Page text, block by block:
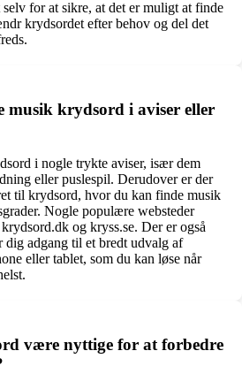
for at sikre, at det er muligt at finde
krydsordet efter behov og del det
musik krydsord i aviser eller
i nogle trykte aviser, især dem
eller puslespil. Derudover er der
til krydsord, hvor du kan finde musik
Nogle populære websteder
og kryss.se. Der er også
dig adgang til et bredt udvalg af
eller tablet, som du kan løse når
være nyttige for at forbedre